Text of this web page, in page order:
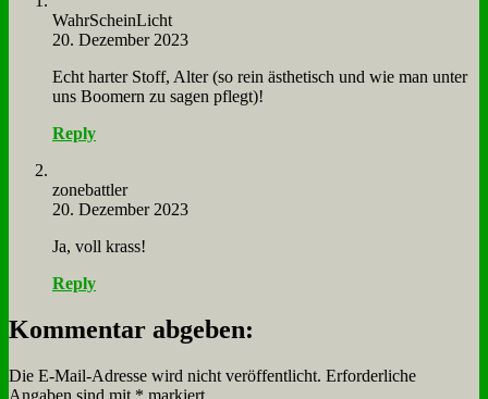
Wahr­Schein­Licht
20. Dezember 2023
Echt har­ter Stoff, Al­ter (so rein äs­the­tisch und wie man un­ter
uns Boo­mern zu sa­gen pflegt)!
Reply
zone­batt­ler
20. Dezember 2023
Ja, voll krass!
Reply
Kommentar abgeben:
Die E-Mail-Adresse wird nicht veröffentlicht. Erforderliche